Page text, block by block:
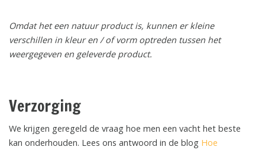
Omdat het een natuur product is, kunnen er kleine
verschillen in kleur en / of vorm optreden tussen het
weergegeven en geleverde product.
Verzorging
We krijgen geregeld de vraag hoe men een vacht het beste
kan onderhouden. Lees ons antwoord in de blog Hoe